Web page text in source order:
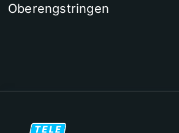
Oberengstringen